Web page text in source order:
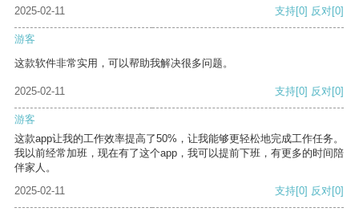
2025-02-11
支持[0] 反对[0]
游客
这款软件非常实用，可以帮助我解决很多问题。
2025-02-11 支持[0] 反对[0]
游客
这款app让我的工作效率提高了50%，让我能够更轻松地完成工作任务。
我以前经常加班，现在有了这个app，我可以提前下班，有更多的时间陪
伴家人。
2025-02-11
支持[0] 反对[0]